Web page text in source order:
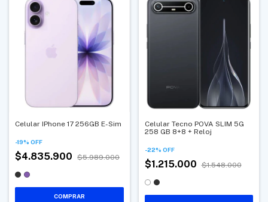
Celular IPhone 17 256GB E-Sim
-19% OFF
$4.835.900 $5.989.000
COMPRAR
Celular Tecno POVA SLIM 5G
258 GB 8+8 + Reloj
-22% OFF
$1.215.000 $1.548.000